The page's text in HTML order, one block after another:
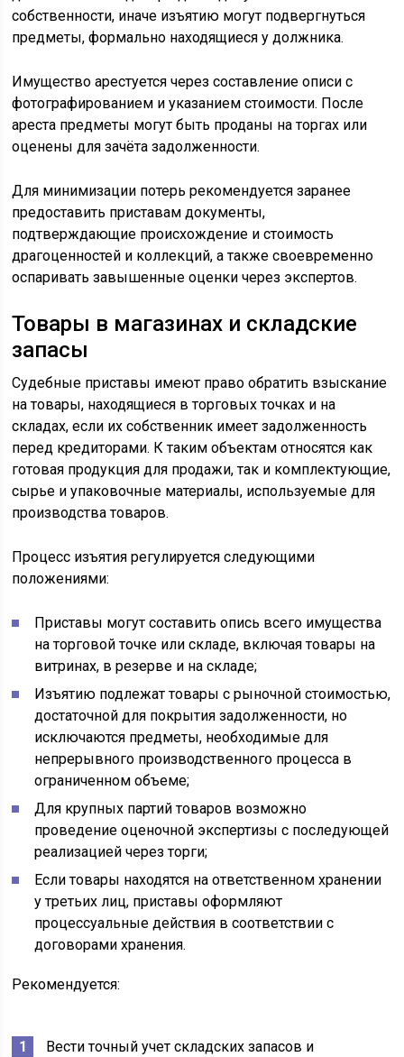
собственности, иначе изъятию могут подвергнуться
предметы, формально находящиеся у должника.
Имущество арестуется через составление описи с
фотографированием и указанием стоимости. После
ареста предметы могут быть проданы на торгах или
оценены для зачёта задолженности.
Для минимизации потерь рекомендуется заранее
предоставить приставам документы,
подтверждающие происхождение и стоимость
драгоценностей и коллекций, а также своевременно
оспаривать завышенные оценки через экспертов.
Товары в магазинах и складские
запасы
Судебные приставы имеют право обратить взыскание
на товары, находящиеся в торговых точках и на
складах, если их собственник имеет задолженность
перед кредиторами. К таким объектам относятся как
готовая продукция для продажи, так и комплектующие,
сырье и упаковочные материалы, используемые для
производства товаров.
Процесс изъятия регулируется следующими
положениями:
Приставы могут составить опись всего имущества
на торговой точке или складе, включая товары на
витринах, в резерве и на складе;
Изъятию подлежат товары с рыночной стоимостью,
достаточной для покрытия задолженности, но
исключаются предметы, необходимые для
непрерывного производственного процесса в
ограниченном объеме;
Для крупных партий товаров возможно
проведение оценочной экспертизы с последующей
реализацией через торги;
Если товары находятся на ответственном хранении
у третьих лиц, приставы оформляют
процессуальные действия в соответствии с
договорами хранения.
Рекомендуется:
Вести точный учет складских запасов и